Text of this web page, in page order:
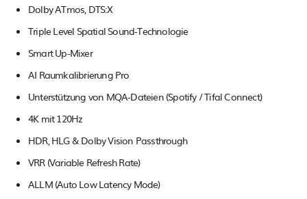
Dolby ATmos, DTS:X
Triple Level Spatial Sound-Technologie
Smart Up-Mixer
AI Raumkalibrierung Pro
Unterstützung von MQA-Dateien (Spotify / Tifal Connect)
4K mit 120Hz
HDR, HLG & Dolby Vision Passthrough
VRR (Variable Refresh Rate)
ALLM (Auto Low Latency Mode)